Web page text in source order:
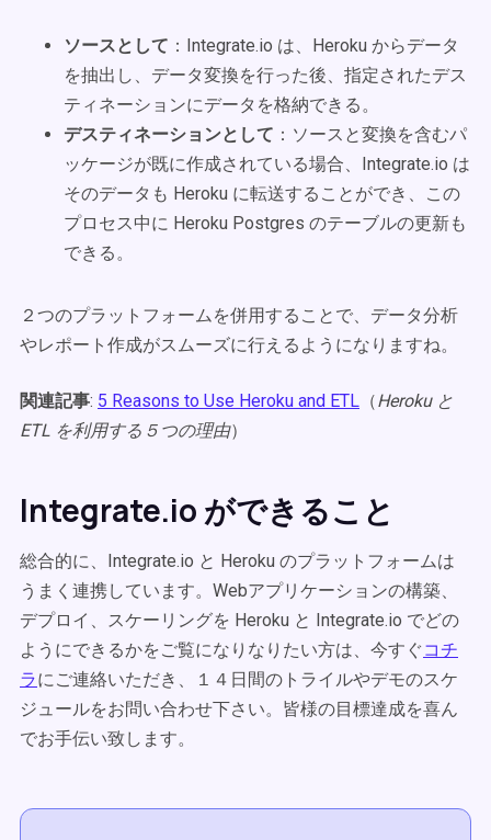
ソースとして ：Integrate.io は、Heroku からデータ
を抽出し、データ変換を行った後、指定されたデス
ティネーションにデータを格納できる。
デスティネーションとして ：ソースと変換を含むパ
ッケージが既に作成されている場合、Integrate.io は
そのデータも Heroku に転送することができ、この
プロセス中に Heroku Postgres のテーブルの更新も
できる。
２つのプラットフォームを併用することで、データ分析
やレポート作成がスムーズに行えるようになりますね。
関連記事: 5 Reasons to Use Heroku and ETL （Heroku と
ETL を利用する５つの理由）
Integrate.io ができること
総合的に、Integrate.io と Heroku のプラットフォームは
うまく連携しています。Webアプリケーションの構築、
デプロイ、スケーリングを Heroku と Integrate.io でどの
ようにできるかをご覧になりなりたい方は、今すぐコチ
ラにご連絡いただき、１４日間のトライルやデモのスケ
ジュールをお問い合わせ下さい。皆様の目標達成を喜ん
でお手伝い致します。